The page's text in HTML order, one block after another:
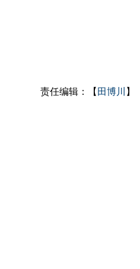
责任编辑：【 田博川 】